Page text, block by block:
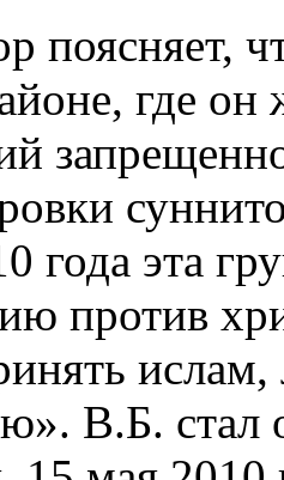
поясняет,
где
года эта
против
ислам,
В.Б. стал